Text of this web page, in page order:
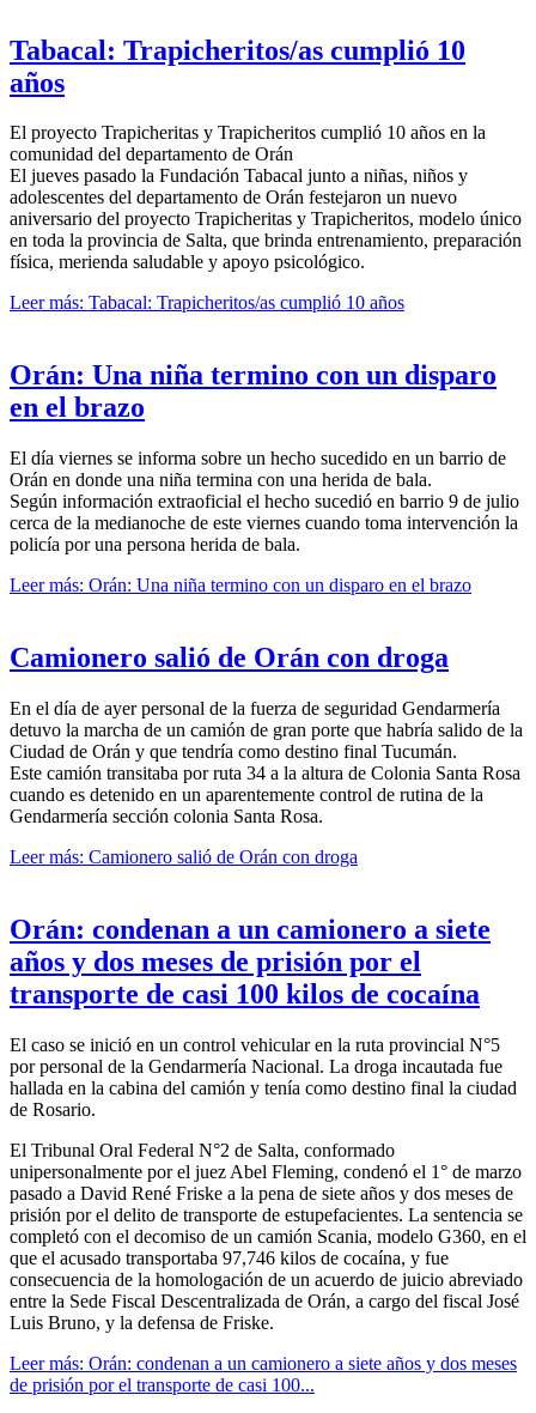
Tabacal: Trapicheritos/as cumplió 10
años
El proyecto Trapicheritas y Trapicheritos cumplió 10 años en la
comunidad del departamento de Orán
El jueves pasado la Fundación Tabacal junto a niñas, niños y
adolescentes del departamento de Orán festejaron un nuevo
aniversario del proyecto Trapicheritas y Trapicheritos, modelo único
en toda la provincia de Salta, que brinda entrenamiento, preparación
física, merienda saludable y apoyo psicológico.
Leer más: Tabacal: Trapicheritos/as cumplió 10 años
Orán: Una niña termino con un disparo
en el brazo
El día viernes se informa sobre un hecho sucedido en un barrio de
Orán en donde una niña termina con una herida de bala.
Según información extraoficial el hecho sucedió en barrio 9 de julio
cerca de la medianoche de este viernes cuando toma intervención la
policía por una persona herida de bala.
Leer más: Orán: Una niña termino con un disparo en el brazo
Camionero salió de Orán con droga
En el día de ayer personal de la fuerza de seguridad Gendarmería
detuvo la marcha de un camión de gran porte que habría salido de la
Ciudad de Orán y que tendría como destino final Tucumán.
Este camión transitaba por ruta 34 a la altura de Colonia Santa Rosa
cuando es detenido en un aparentemente control de rutina de la
Gendarmería sección colonia Santa Rosa.
Leer más: Camionero salió de Orán con droga
Orán: condenan a un camionero a siete
años y dos meses de prisión por el
transporte de casi 100 kilos de cocaína
El caso se inició en un control vehicular en la ruta provincial N°5
por personal de la Gendarmería Nacional. La droga incautada fue
hallada en la cabina del camión y tenía como destino final la ciudad
de Rosario.
El Tribunal Oral Federal N°2 de Salta, conformado
unipersonalmente por el juez Abel Fleming, condenó el 1° de marzo
pasado a David René Friske a la pena de siete años y dos meses de
prisión por el delito de transporte de estupefacientes. La sentencia se
completó con el decomiso de un camión Scania, modelo G360, en el
que el acusado transportaba 97,746 kilos de cocaína, y fue
consecuencia de la homologación de un acuerdo de juicio abreviado
entre la Sede Fiscal Descentralizada de Orán, a cargo del fiscal José
Luis Bruno, y la defensa de Friske.
Leer más: Orán: condenan a un camionero a siete años y dos meses
de prisión por el transporte de casi 100...